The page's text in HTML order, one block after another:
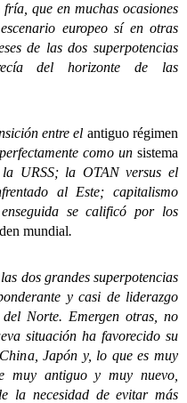
que en muchas ocasiones
europeo sí en otras
de las dos superpotencias
del horizonte de las
entre el antiguo régimen
como un sistema
URSS; la OTAN versus el
al Este; capitalismo
se calificó por los
mundial.
grandes superpotencias
y casi de liderazgo
Norte. Emergen otras, no
situación ha favorecido su
Japón y, lo que es muy
muy antiguo y muy nuevo,
la necesidad de evitar más